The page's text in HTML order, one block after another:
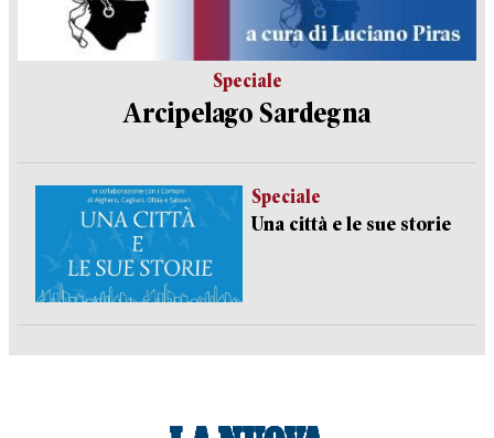
Speciale
Arcipelago Sardegna
Speciale
Una città e le sue storie